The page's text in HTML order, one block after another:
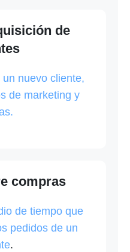
de
nuevo cliente,
de marketing y
compras
de tiempo que
pedidos de un
.